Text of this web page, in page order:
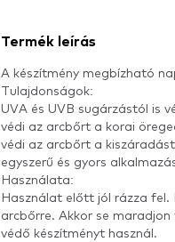
Termék leírás
A készítmény megbízható
Tulajdonságok:
UVA és UVB sugárzástól is
védi az arcbőrt a korai
védi az arcbőrt a
egyszerű és gyors
Használata:
Használat előtt jól rázza
arcbőrre. Akkor se
védő készítményt használ.